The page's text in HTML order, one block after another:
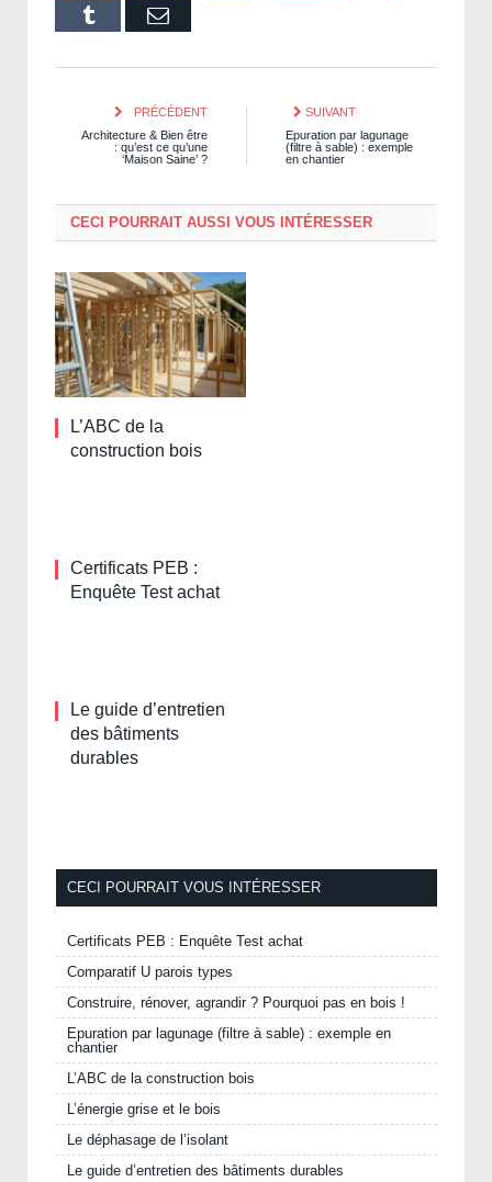
Tumblr Email
PRÉCÉDENT
Architecture & Bien être
: qu’est ce qu’une
‘Maison Saine’ ?
SUIVANT
Epuration par lagunage
(filtre à sable) : exemple
en chantier
CECI POURRAIT AUSSI VOUS INTÉRESSER
L’ABC de la
construction bois
Certificats PEB :
Enquête Test achat
Le guide d’entretien
des bâtiments
durables
CECI POURRAIT VOUS INTÉRESSER
Certificats PEB : Enquête Test achat
Comparatif U parois types
Construire, rénover, agrandir ? Pourquoi pas en bois !
Epuration par lagunage (filtre à sable) : exemple en
chantier
L’ABC de la construction bois
L’énergie grise et le bois
Le déphasage de l’isolant
Le guide d’entretien des bâtiments durables